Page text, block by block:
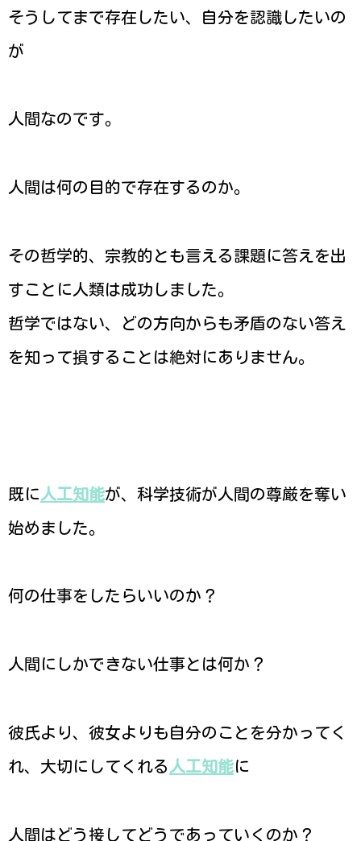
そうしてまで存在したい、自分を認識したいの
が
人間なのです。
人間は何の目的で存在するのか。
その哲学的、宗教的とも言える課題に答えを出
すことに人類は成功しました。
哲学ではない、どの方向からも矛盾のない答え
を知って損することは絶対にありません。
既に人工知能が、科学技術が人間の尊厳を奪い
始めました。
何の仕事をしたらいいのか？
人間にしかできない仕事とは何か？
彼氏より、彼女よりも自分のことを分かってく
れ、大切にしてくれる人工知能に
人間はどう接してどうであっていくのか？